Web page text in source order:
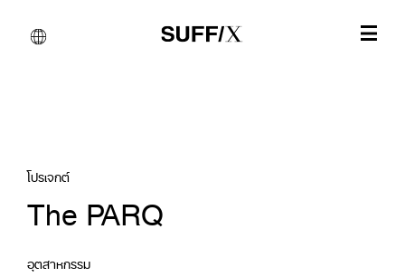
โปรเจกต์
The PARQ
อุตสาหกรรม